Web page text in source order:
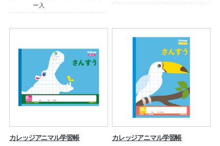
ー入
カレッジアニマル学習帳 カレッジアニマル学習帳